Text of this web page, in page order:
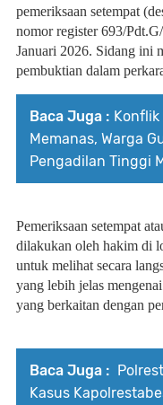
pemeriksaan setempat
nomor register 693/
Januari 2026. Sidang ini
pembuktian dalam
Baca Juga : Konflik
Memanas, Warga
Pengadilan Tinggi
Pemeriksaan setempat
dilakukan oleh hakim di
untuk melihat secara
yang lebih jelas
yang berkaitan dengan
Baca Juga :
Kasus